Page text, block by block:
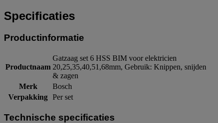
Specificaties
Productinformatie
Productnaam
Gatzaag set 6 HSS BIM voor elektricien
20,25,35,40,51,68mm, Gebruik: Knippen, snijden
& zagen
Merk
Bosch
Verpakking Per set
Technische specificaties